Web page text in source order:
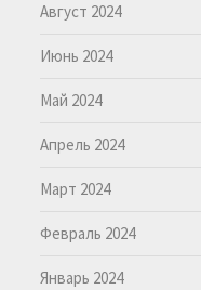
Август 2024
Июнь 2024
Май 2024
Апрель 2024
Март 2024
Февраль 2024
Январь 2024